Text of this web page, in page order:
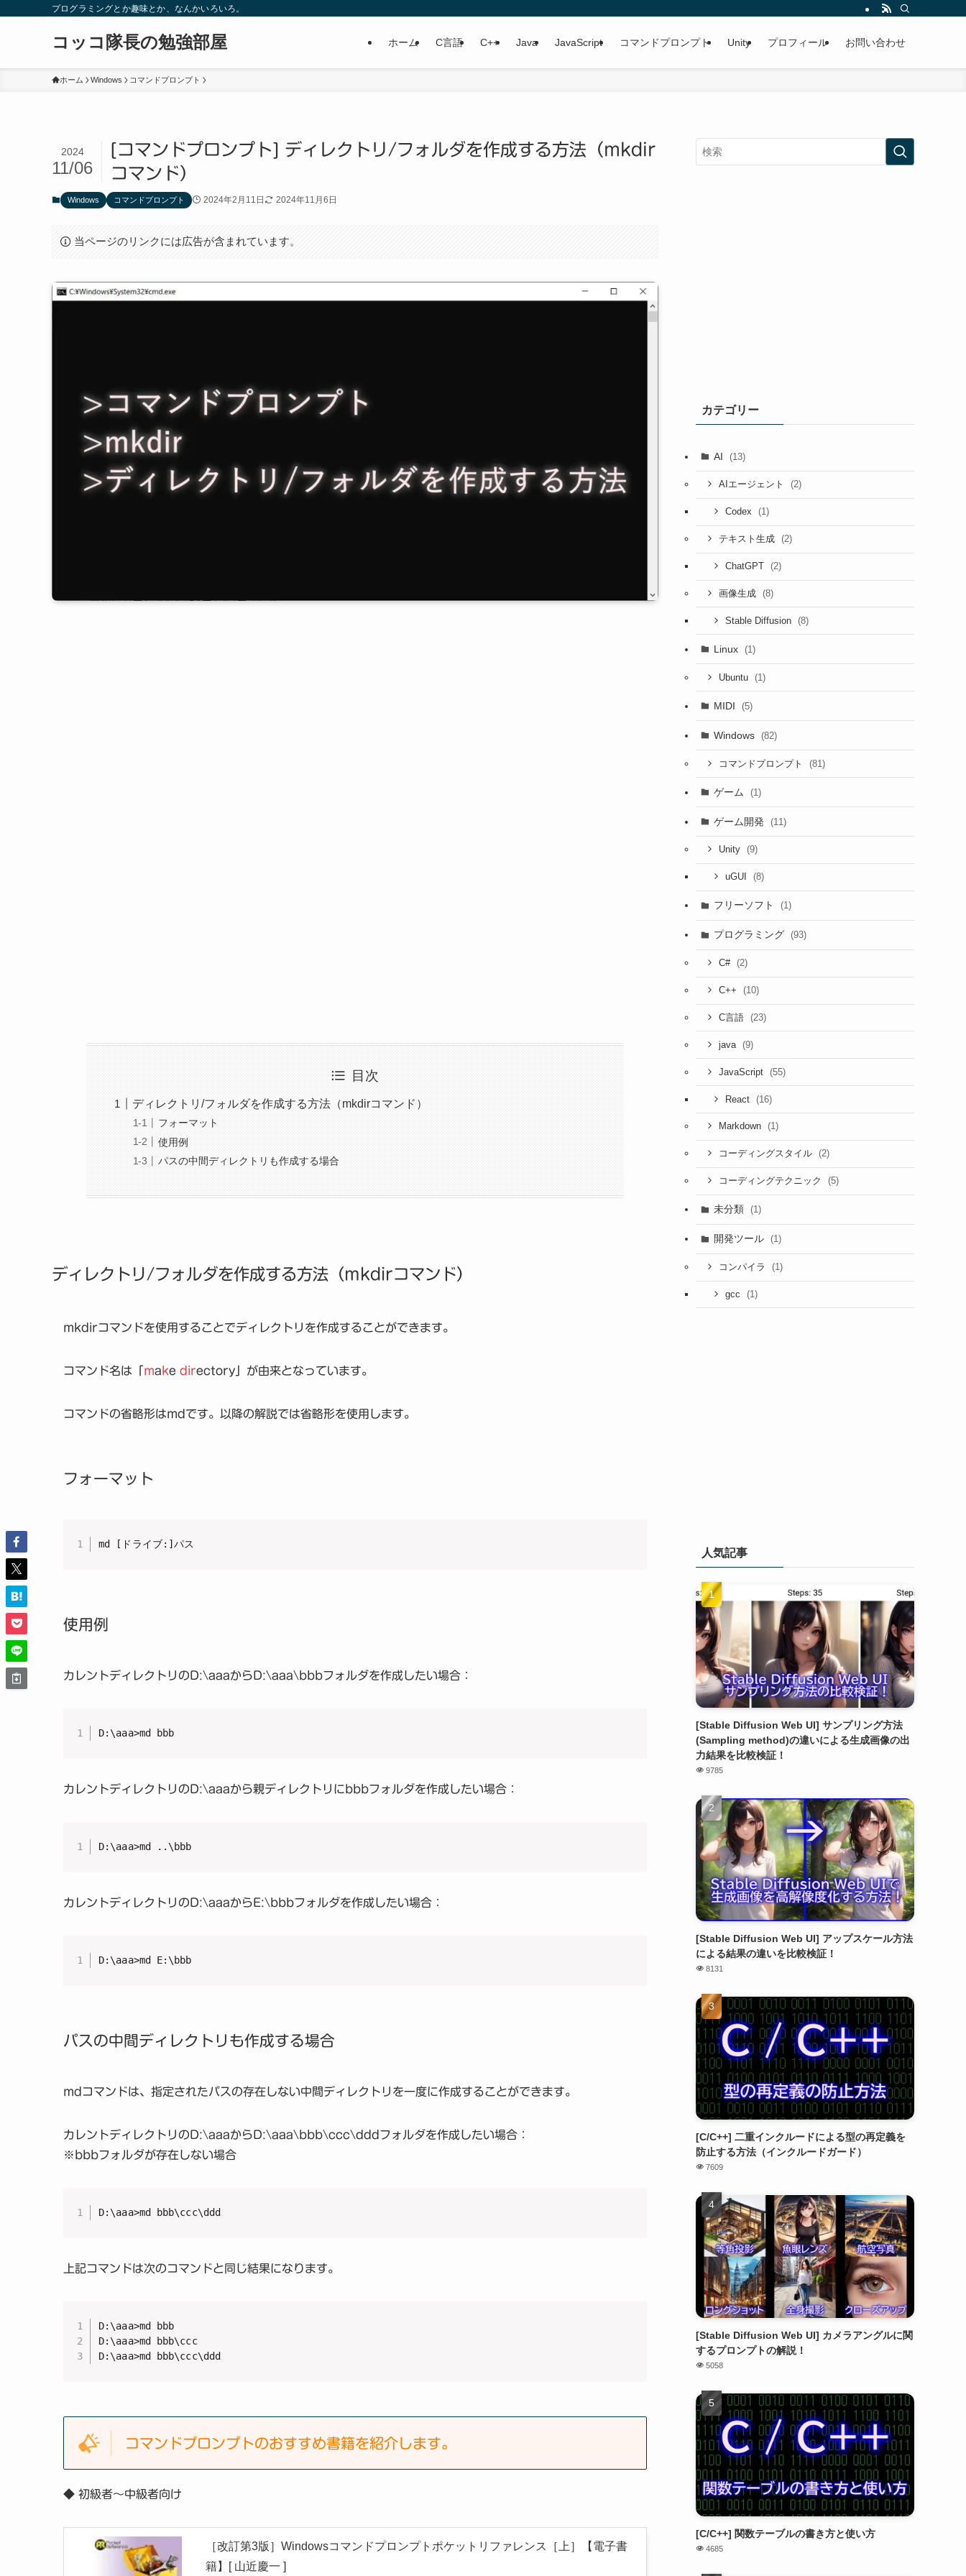
プログラミングとか趣味とか、なんかいろいろ。
コッコ隊長の勉強部屋 ホーム C言語 C++ Java JavaScript コマンドプロンプト Unity プロフィール お問い合わせ
ホーム Windows コマンドプロンプト
[コマンドプロンプト] ディレクトリ/フォルダを作成する方法（mkdir
コマンド）
2024
11/06
Windows コマンドプロンプト 2024年2月11日 2024年11月6日
当ページのリンクには広告が含まれています。
目次
ディレクトリ/フォルダを作成する方法（mkdirコマンド）
フォーマット
使用例
パスの中間ディレクトリも作成する場合
ディレクトリ/フォルダを作成する方法（mkdirコマンド）
mkdirコマンドを使用することでディレクトリを作成することができます。
コマンド名は「 ma ke d irectory」が由来となっています。
コマンドの省略形はmdです。以降の解説では省略形を使用します。
フォーマット
md [ドライブ:]パス
使用例
カレントディレクトリのD:\aaaからD:\aaa\bbbフォルダを作成したい場合：
D:\aaa>md bbb
カレントディレクトリのD:\aaaから親ディレクトリにbbbフォルダを作成したい場合：
D:\aaa>md ..\bbb
カレントディレクトリのD:\aaaからE:\bbbフォルダを作成したい場合：
D:\aaa>md E:\bbb
パスの中間ディレクトリも作成する場合
mdコマンドは、指定されたパスの存在しない中間ディレクトリを一度に作成することができます。
カレントディレクトリのD:\aaaからD:\aaa\bbb\ccc\dddフォルダを作成したい場合：
※bbbフォルダが存在しない場合
D:\aaa>md bbb\ccc\ddd
上記コマンドは次のコマンドと同じ結果になります。
D:\aaa>md bbb
D:\aaa>md bbb\ccc
D:\aaa>md bbb\ccc\ddd
コマンドプロンプトのおすすめ書籍を紹介します。
◆ 初級者～中級者向け
［改訂第3版］Windowsコマンドプロンプトポケットリファレンス［上］【電子書
籍】[ 山近慶一 ]
カテゴリー
AI (13)
AIエージェント (2)
Codex (1)
テキスト生成 (2)
ChatGPT (2)
画像生成 (8)
Stable Diffusion (8)
Linux (1)
Ubuntu (1)
MIDI (5)
Windows (82)
コマンドプロンプト (81)
ゲーム (1)
ゲーム開発 (11)
Unity (9)
uGUI (8)
フリーソフト (1)
プログラミング (93)
C# (2)
C++ (10)
C言語 (23)
java (9)
JavaScript (55)
React (16)
Markdown (1)
コーディングスタイル (2)
コーディングテクニック (5)
未分類 (1)
開発ツール (1)
コンパイラ (1)
gcc (1)
人気記事
[Stable Diffusion Web UI] サンプリング方法
(Sampling method)の違いによる生成画像の出
力結果を比較検証！
9785
[Stable Diffusion Web UI] アップスケール方法
による結果の違いを比較検証！
8131
[C/C++] 二重インクルードによる型の再定義を
防止する方法（インクルードガード）
7609
[Stable Diffusion Web UI] カメラアングルに関
するプロンプトの解説！
5058
[C/C++] 関数テーブルの書き方と使い方
4685